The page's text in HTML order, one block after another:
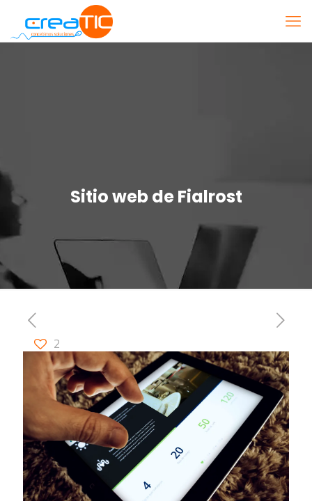
Sitio web de Fialrost
2